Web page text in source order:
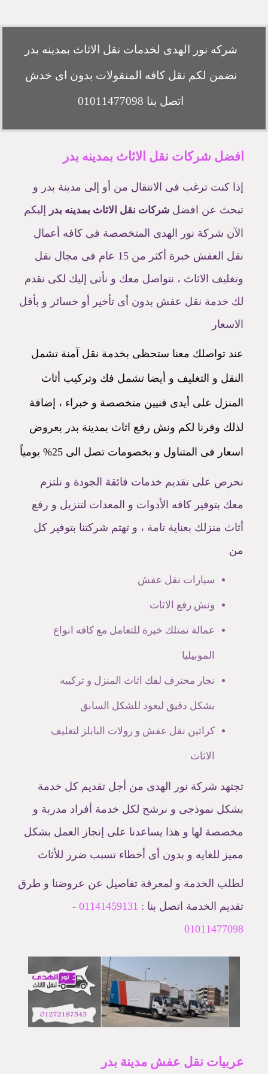
شركه نور الهدى لخدمات نقل الاثاث بمدينه بدر
نضمن لكم نقل كافه المنقولات بدون اى خدش
اتصل بنا 01011477098
افضل شركات نقل الاثاث بمدينه بدر
إذا كنت ترغب فى الانتقال من أو إلى مدينة بدر و
تبحث عن افضل شركات نقل الاثاث بمدينه بدر
إليكم
الآن شركة نور الهدى المتخصصة فى كافه أعمال
نقل العفش خبرة أكثر من 15 عام فى مجال نقل
وتغليف الاثاث ، نتواصل معك و نأتى إليك لكى نقدم
لك خدمة نقل عفش بدون أى تأخير أو خسائر و بأقل
الاسعار
عند تواصلك معنا ستحظى بخدمة نقل آمنة تشمل
النقل و التغليف و أيضا تشمل فك وتركيب أثاث
المنزل على أيدى فنيين متخصصة و خبراء ، إضافة
لذلك وفرنا لكم ونش رفع اثاث بمدينة بدر بعروض
اسعار فى المتناول و بخصومات تصل الى 25% يومياً
نحرص على تقديم خدمات فائقة الجودة و نلتزم
معك بتوفير كافه الأدوات و المعدات لتنزيل و رفع
أثاث منزلك بعناية تامة ، و تهتم شركتنا بتوفير كل
من
سيارات نقل عفش
ونش رفع الاثاث
عمالة تمتلك خبرة للتعامل مع كافه انواع
الموبيليا
نجار محترف لفك اثاث المنزل و تركيبه
بشكل دقيق ليعود للشكل السابق
كراتين نقل عفش و رولات البابلز لتغليف
الاثاث
تجتهد شركة نور الهدى من أجل تقديم كل خدمة
بشكل نموذجى و نرشح لكل خدمة أفراد مدربة و
مخصصة لها و هذا يساعدنا على إنجاز العمل بشكل
مميز للغايه و بدون أى أخطاء تسبب ضرر للأثاث
لطلب الخدمة و لمعرفة تفاصيل عن عروضنا و طرق
تقديم الخدمة اتصل بنا : 01141459131
-
01011477098
...
عربيات نقل عفش مدينة بدر